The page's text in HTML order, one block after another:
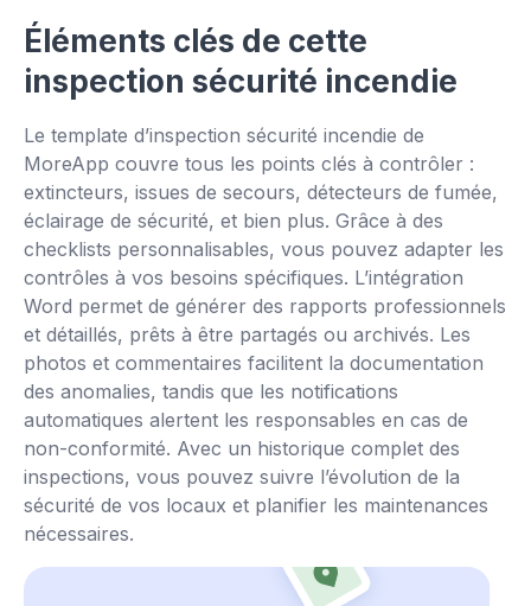
Éléments clés de cette
inspection sécurité incendie
Le template d’inspection sécurité incendie de
MoreApp couvre tous les points clés à contrôler :
extincteurs, issues de secours, détecteurs de fumée,
éclairage de sécurité, et bien plus. Grâce à des
checklists personnalisables, vous pouvez adapter les
contrôles à vos besoins spécifiques. L’intégration
Word permet de générer des rapports professionnels
et détaillés, prêts à être partagés ou archivés. Les
photos et commentaires facilitent la documentation
des anomalies, tandis que les notifications
automatiques alertent les responsables en cas de
non-conformité. Avec un historique complet des
inspections, vous pouvez suivre l’évolution de la
sécurité de vos locaux et planifier les maintenances
nécessaires.